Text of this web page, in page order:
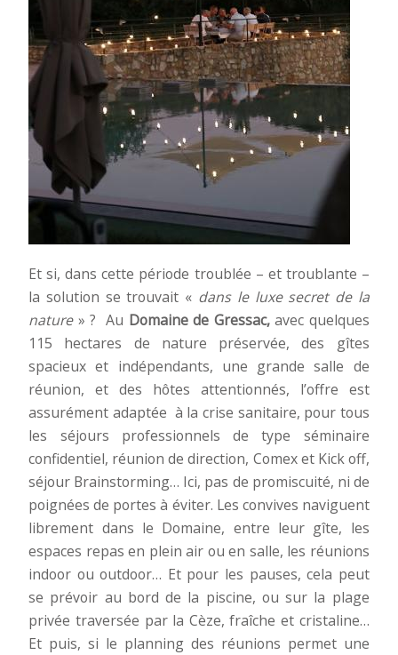
Et si, dans cette période troublée – et troublante –
la solution se trouvait « dans le luxe secret de la
nature» ? Au Domaine de Gressac,avec quelques
115 hectares de nature préservée, des gîtes
spacieux et indépendants, une grande salle de
réunion, et des hôtes attentionnés, l’offre est
assurément adaptée à la crise sanitaire, pour tous
les séjours professionnels de type séminaire
confidentiel, réunion de direction, Comex et Kick off,
séjour Brainstorming… Ici, pas de promiscuité, ni de
poignées de portes à éviter. Les convives naviguent
librement dans le Domaine, entre leur gîte, les
espaces repas en plein air ou en salle, les réunions
indoor ou outdoor… Et pour les pauses, cela peut
se prévoir au bord de la piscine, ou sur la plage
privée traversée par la Cèze, fraîche et cristaline…
Et puis, si le planning des réunions permet une